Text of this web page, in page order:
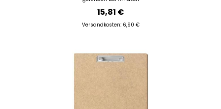
15,81 €
Versandkosten: 6,90 €